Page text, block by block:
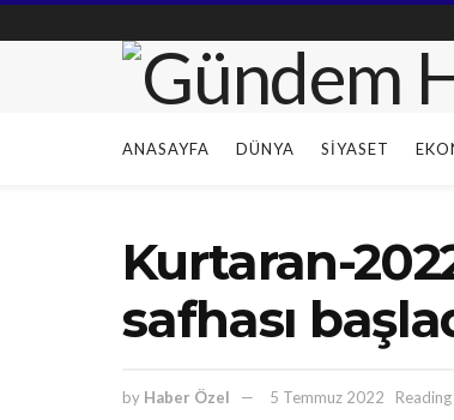
ANASAYFA DÜNYA SIYASET
Kurtaran-
safhası
by Haber Özel 5 Temmuz 2022